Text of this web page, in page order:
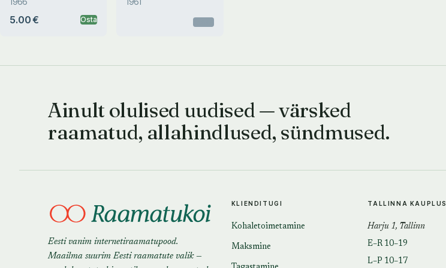
5.00 € Osta
Ainult olulised uudised — värsked
raamatud, allahindlused, sündmused.
Eesti vanim internetiraamatupood.
Maailma suurim Eesti raamatute valik —
KLIENDITUGI
Kohaletoimetamine
Maksmine
TALLINNA KAUPLUS
Harju 1, Tallinn
E–R 10–19
L–P 10–17